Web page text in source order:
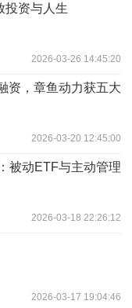
投资与人生
2026-03-26 14:45:20
资，章鱼动力获五大
2026-03-20 12:45:00
被动ETF与主动管理
2026-03-18 22:26:12
2026-03-17 19:04:46